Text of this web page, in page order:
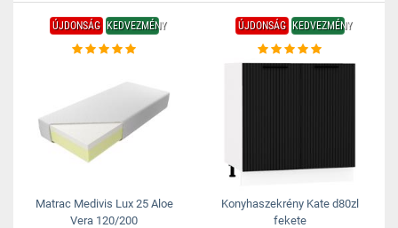
ÚJDONSÁG KEDVEZMÉNY
Matrac Medivis Lux 25 Aloe
Vera 120/200
ÚJDONSÁG KEDVEZMÉNY
Konyhaszekrény Kate d80zl
fekete